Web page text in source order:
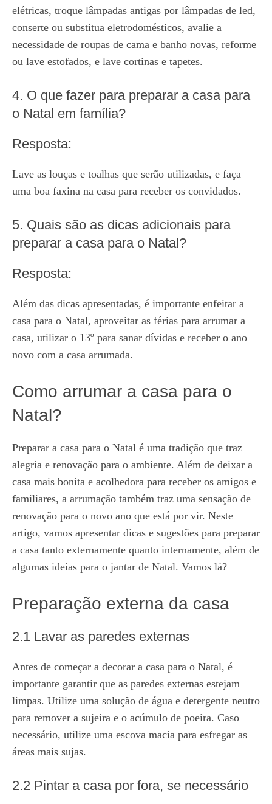
elétricas, troque lâmpadas antigas por lâmpadas de led,
conserte ou substitua eletrodomésticos, avalie a
necessidade de roupas de cama e banho novas, reforme
ou lave estofados, e lave cortinas e tapetes.
4. O que fazer para preparar a casa para
o Natal em família?
Resposta:
Lave as louças e toalhas que serão utilizadas, e faça
uma boa faxina na casa para receber os convidados.
5. Quais são as dicas adicionais para
preparar a casa para o Natal?
Resposta:
Além das dicas apresentadas, é importante enfeitar a
casa para o Natal, aproveitar as férias para arrumar a
casa, utilizar o 13º para sanar dívidas e receber o ano
novo com a casa arrumada.
Como arrumar a casa para o
Natal?
Preparar a casa para o Natal é uma tradição que traz
alegria e renovação para o ambiente. Além de deixar a
casa mais bonita e acolhedora para receber os amigos e
familiares, a arrumação também traz uma sensação de
renovação para o novo ano que está por vir. Neste
artigo, vamos apresentar dicas e sugestões para preparar
a casa tanto externamente quanto internamente, além de
algumas ideias para o jantar de Natal. Vamos lá?
Preparação externa da casa
2.1 Lavar as paredes externas
Antes de começar a decorar a casa para o Natal, é
importante garantir que as paredes externas estejam
limpas. Utilize uma solução de água e detergente neutro
para remover a sujeira e o acúmulo de poeira. Caso
necessário, utilize uma escova macia para esfregar as
áreas mais sujas.
2.2 Pintar a casa por fora, se necessário